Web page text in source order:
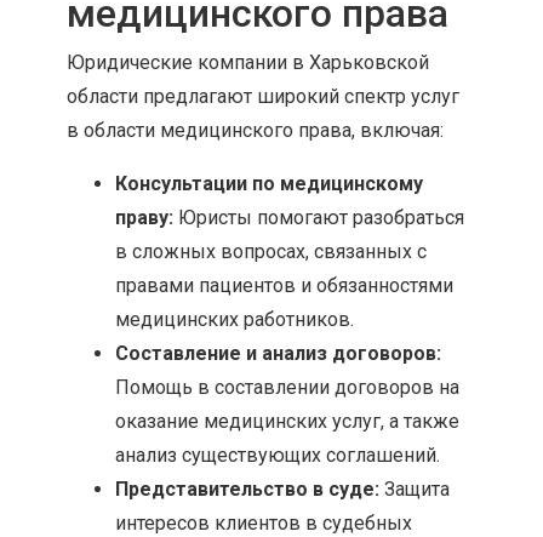
медицинского права
Юридические компании в Харьковской
области предлагают широкий спектр услуг
в области медицинского права, включая:
Консультации по медицинскому
праву: Юристы помогают разобраться
в сложных вопросах, связанных с
правами пациентов и обязанностями
медицинских работников.
Составление и анализ договоров:
Помощь в составлении договоров на
оказание медицинских услуг, а также
анализ существующих соглашений.
Представительство в суде: Защита
интересов клиентов в судебных